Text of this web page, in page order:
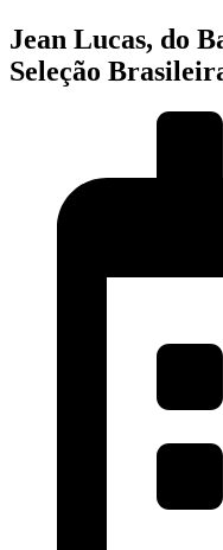
Jean Lucas, do
Seleção